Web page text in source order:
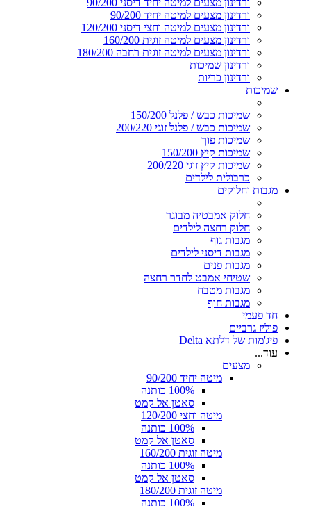
ורדינון מצעים למיטה יחיד 90/200
ורדינון מצעים למיטה וחצי דיסני 120/200
ורדינון מצעים למיטה זוגית 160/200
ורדינון מצעים למיטה זוגית רחבה 180/200
ורדינון שמיכות
ורדינון כריות
שמיכות
שמיכות כבש / פלנל 150/200
שמיכות כבש / פלנל זוגי 200/220
שמיכות פוך
שמיכות קיץ 150/200
שמיכות קיץ זוגי 200/220
כרבולית לילדים
מגבות וחלוקים
חלוק אמבטיה מבוגר
חלוק רחצה לילדים
מגבות גוף
מגבות דיסני לילדים
מגבות פנים
שטיחי אמבט לחדר רחצה
מגבות מטבח
מגבות חוף
חד פעמי
פוליז גרביים
פיג'מות של דלתא Delta
עוד...
מצעים
מיטה יחיד 90/200
100% כותנה
סאטן אל קמט
מיטה וחצי 120/200
100% כותנה
סאטן אל קמט
מיטה זוגית 160/200
100% כותנה
סאטן אל קמט
מיטה זוגית 180/200
100% כותנה